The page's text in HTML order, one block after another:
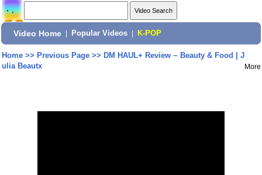
Video Home Popular Videos K-POP
Home>> Previous Page>> DM HAUL+ Review ~ Beauty & Food | J
ulia Beautx
More